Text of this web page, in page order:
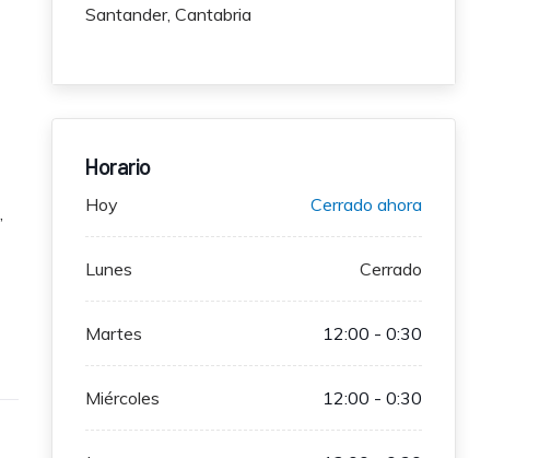
Santander, Cantabria
Horario
Hoy Cerrado ahora
Lunes Cerrado
Martes 12:00 - 0:30
Miércoles 12:00 - 0:30